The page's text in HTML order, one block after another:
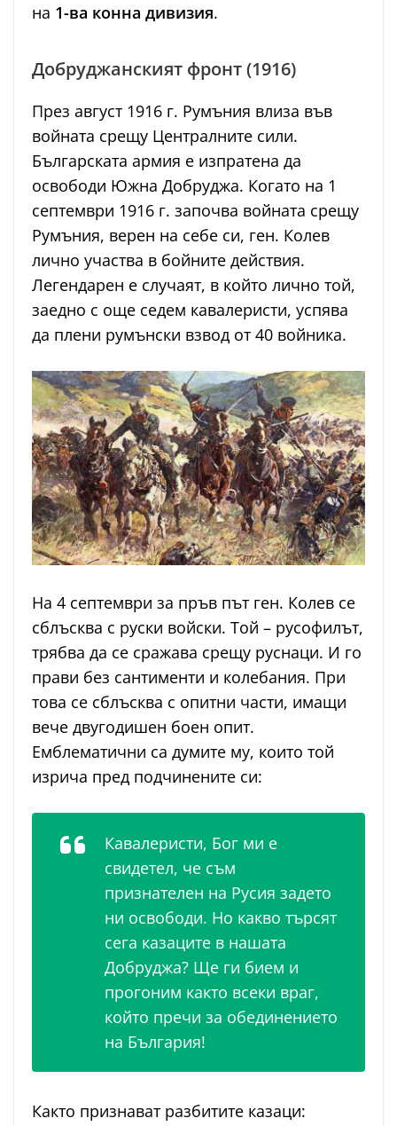
на 1-ва конна дивизия.
Добруджанският фронт (1916)
През август 1916 г. Румъния влиза във
войната срещу Централните сили.
Българската армия е изпратена да
освободи Южна Добруджа. Когато на 1
септември 1916 г. започва войната срещу
Румъния, верен на себе си, ген. Колев
лично участва в бойните действия.
Легендарен е случаят, в който лично той,
заедно с още седем кавалеристи, успява
да плени румънски взвод от 40 войника.
На 4 септември за пръв път ген. Колев се
сблъсква с руски войски. Той – русофилът,
трябва да се сражава срещу руснаци. И го
прави без сантименти и колебания. При
това се сблъсква с опитни части, имащи
вече двугодишен боен опит.
Емблематични са думите му, които той
изрича пред подчинените си:
Кавалеристи, Бог ми е
свидетел, че съм
признателен на Русия задето
ни освободи. Но какво търсят
сега казаците в нашата
Добруджа? Ще ги бием и
прогоним както всеки враг,
който пречи за обединението
на България!
Както признават разбитите казаци: